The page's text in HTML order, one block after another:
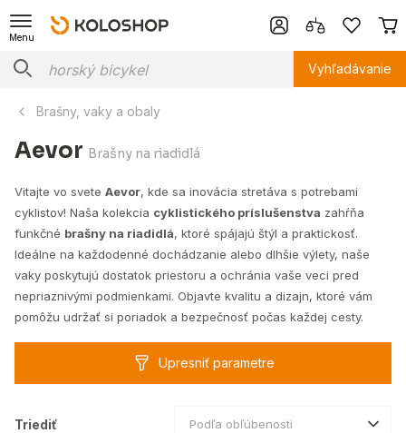
Menu
Vyhľadávanie
Brašny, vaky a obaly
Aevor Brašny na riadidlá
Vitajte vo svete Aevor, kde sa inovácia stretáva s potrebami
cyklistov! Naša kolekcia cyklistického príslušenstva zahŕňa
funkčné brašny na riadidlá, ktoré spájajú štýl a praktickosť.
Ideálne na každodenné dochádzanie alebo dlhšie výlety, naše
vaky poskytujú dostatok priestoru a ochránia vaše veci pred
nepriaznivými podmienkami. Objavte kvalitu a dizajn, ktoré vám
pomôžu udržať si poriadok a bezpečnosť počas každej cesty.
Upresniť parametre
Triediť Podľa obľúbenosti